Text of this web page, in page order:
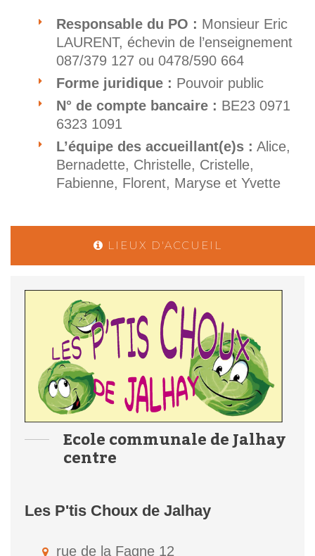
Responsable du PO : Monsieur Eric
LAURENT, échevin de l’enseignement
087/379 127 ou 0478/590 664
Forme juridique : Pouvoir public
N° de compte bancaire : BE23 0971
6323 1091
L’équipe des accueillant(e)s : Alice,
Bernadette, Christelle, Cristelle,
Fabienne, Florent, Maryse et Yvette
LIEUX D'ACCUEIL
Ecole communale de Jalhay
centre
Les P'tis Choux de Jalhay
rue de la Fagne 12